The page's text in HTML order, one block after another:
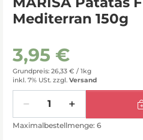
Mediterran 150g
3,95 €
Grundpreis: 26,33 € / 1kg
inkl. 7% USt. zzgl. Versand
Maximalbestellmenge: 6